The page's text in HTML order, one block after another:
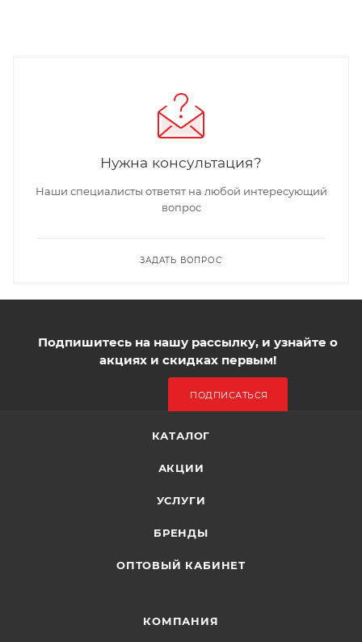
Нужна консультация?
Наши специалисты ответят на любой интересующий
вопрос
ЗАДАТЬ ВОПРОС
Подпишитесь на нашу рассылку, и узнайте о
акциях и скидках первым!
ПОДПИСАТЬСЯ
КАТАЛОГ
АКЦИИ
УСЛУГИ
БРЕНДЫ
ОПТОВЫЙ КАБИНЕТ
КОМПАНИЯ